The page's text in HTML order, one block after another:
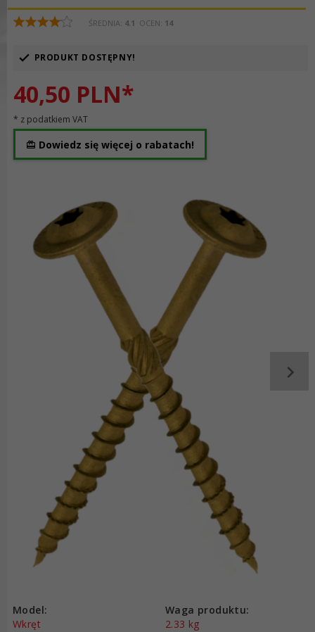
ŚREDNIA: 4.1 OCEN: 14
PRODUKT DOSTĘPNY!
40,50 PLN*
* z podatkiem VAT
Dowiedz się więcej o rabatach!
Model:
Wkręt
Waga produktu:
2.33 kg